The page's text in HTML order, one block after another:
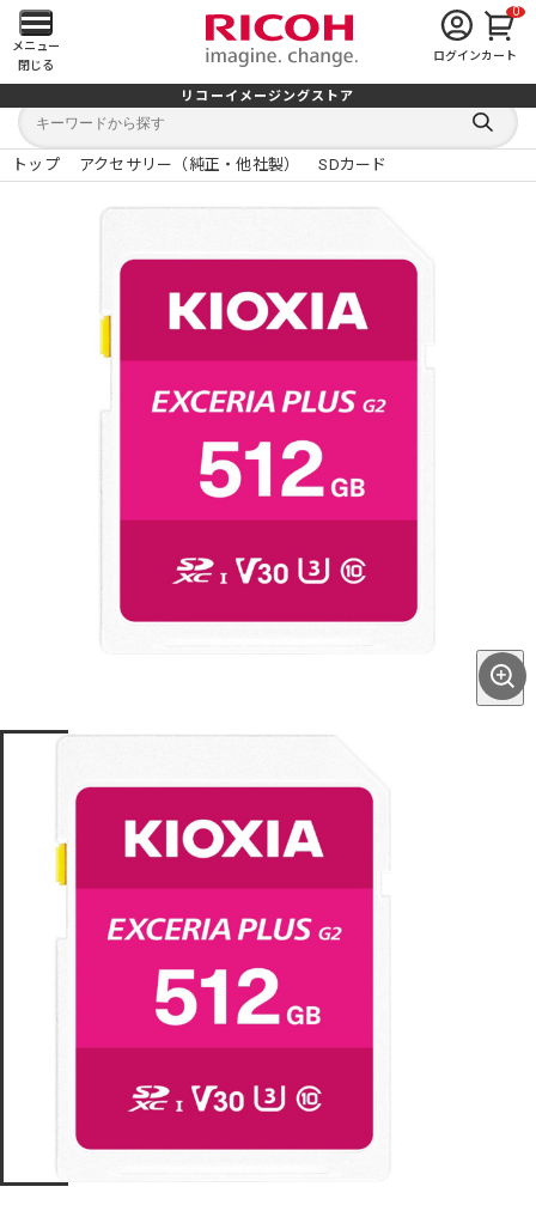
メ
イ
ン
メ
メニュー
閉じる
ログイン
0
カート
リコーイメージングストア
キ
ワ
ー
キ
検
索
る
トップ アクセサリー（純正・他社製） SDカード